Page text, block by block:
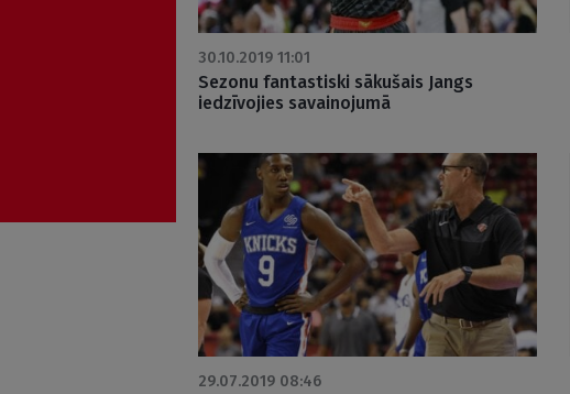
30.10.2019 11:01
Sezonu fantastiski sākušais Jangs
iedzīvojies savainojumā
29.07.2019 08:46